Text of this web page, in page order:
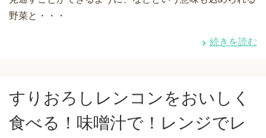
野菜と・・・
続きを読む
すりおろしレンコンをおいしく
食べる！味噌汁で！レンジでレ